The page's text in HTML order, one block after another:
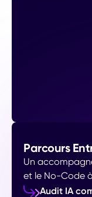
Parcours
Un
et le No-Code
Audit IA